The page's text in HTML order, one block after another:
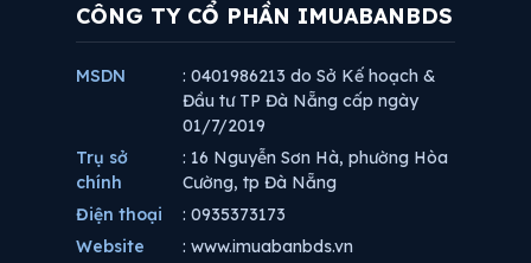
CÔNG TY CỔ PHẦN IMUABANBDS
MSDN
: 0401986213 do Sở Kế hoạch &
Đầu tư TP Đà Nẵng cấp ngày
01/7/2019
Trụ sở
chính
: 16 Nguyễn Sơn Hà, phường Hòa
Cường, tp Đà Nẵng
Điện thoại
: 0935373173
Website
: www.imuabanbds.vn